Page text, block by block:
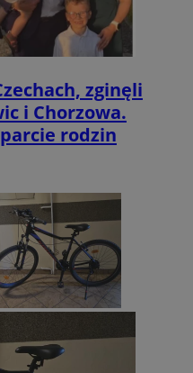
zginęli
i Chorzowa.
rodzin